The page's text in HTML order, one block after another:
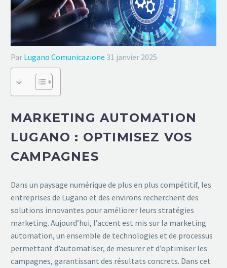
Par Lugano Comunicazione 31 janvier 2025
↓
MARKETING AUTOMATION
LUGANO : OPTIMISEZ VOS
CAMPAGNES
Dans un paysage numérique de plus en plus compétitif, les
entreprises de Lugano et des environs recherchent des
solutions innovantes pour améliorer leurs stratégies
marketing. Aujourd’hui, l’accent est mis sur la marketing
automation, un ensemble de technologies et de processus
permettant d’automatiser, de mesurer et d’optimiser les
campagnes, garantissant des résultats concrets. Dans cet